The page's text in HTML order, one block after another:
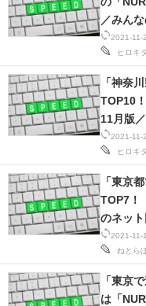
企業向けIT製品の総合サ
IT製品の技術・比較・事
製造業のIT導入・活用を
モノづくり技術者専門サ
エレクトロニクス専門
電子設計の基本と応用
エネルギーの専門メディ
建設×テクノロジーの最
ちょっと気になるネット
2021-11-
ヒロキ
／みん
2021-11-
ヒロキ
「神奈
TOP10
11月版
2021-11-
ねとら
「東京
TOP7！
のネット
「東京
は「